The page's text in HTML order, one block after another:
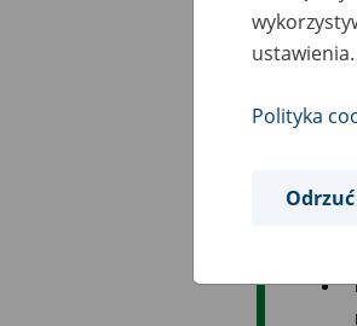
Polityka